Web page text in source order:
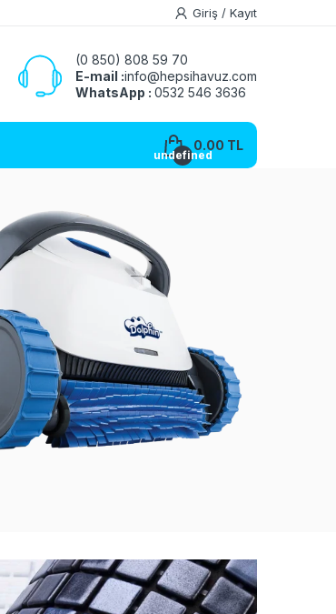
Giriş / Kayıt
(0 850) 808 59 70
E-mail :info@hepsihavuz.com
WhatsApp : 0532 546 3636
undefined
0.00 TL